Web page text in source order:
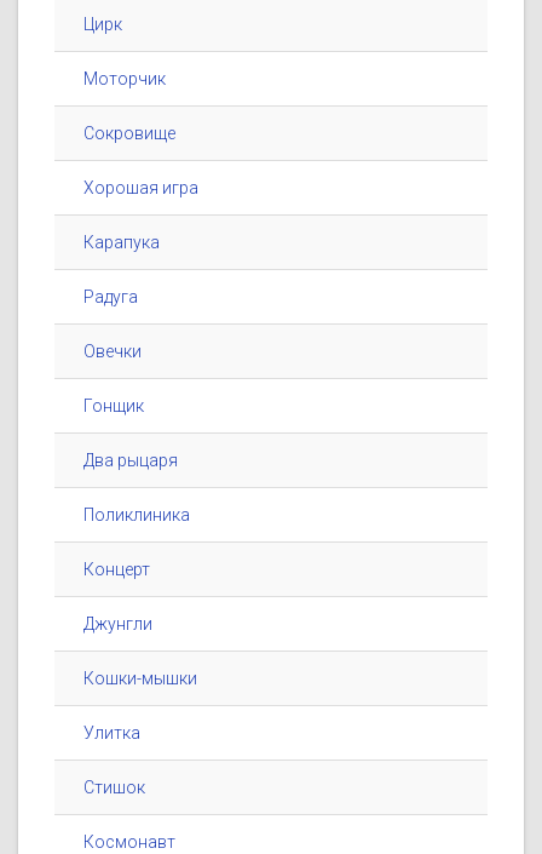
Цирк
Моторчик
Сокровище
Хорошая игра
Карапука
Радуга
Овечки
Гонщик
Два рыцаря
Поликлиника
Концерт
Джунгли
Кошки-мышки
Улитка
Стишок
Космонавт